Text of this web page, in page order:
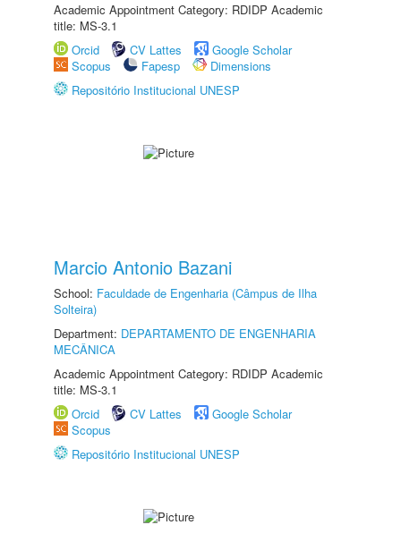
Academic Appointment Category: RDIDP Academic
title: MS-3.1
Orcid
CV Lattes
Google Scholar
Scopus
Fapesp
Dimensions
Repositório Institucional UNESP
Marcio Antonio Bazani
School: Faculdade de Engenharia (Câmpus de Ilha
Solteira)
Department: DEPARTAMENTO DE ENGENHARIA
MECÂNICA
Academic Appointment Category: RDIDP Academic
title: MS-3.1
Orcid
CV Lattes
Google Scholar
Scopus
Repositório Institucional UNESP